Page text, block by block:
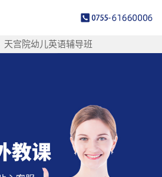
天宫院幼儿英语辅导班